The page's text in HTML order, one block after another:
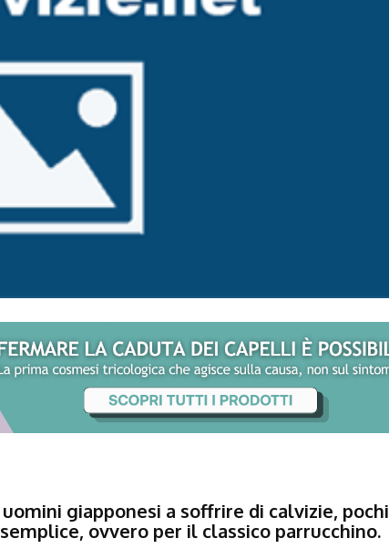
giapponesi a soffrire di calvizie, pochi
ovvero per il classico parrucchino.